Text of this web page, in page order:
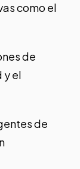
como el
de
y el
de